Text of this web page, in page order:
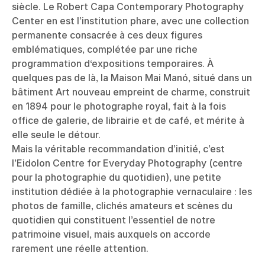
siècle. Le Robert Capa Contemporary Photography
Center en est l’institution phare, avec une collection
permanente consacrée à ces deux figures
emblématiques, complétée par une riche
programmation d‘expositions temporaires. À
quelques pas de là, la Maison Mai Manó, situé dans un
bâtiment Art nouveau empreint de charme, construit
en 1894 pour le photographe royal, fait à la fois
office de galerie, de librairie et de café, et mérite à
elle seule le détour.
Mais la véritable recommandation d’initié, c’est
l’Eidolon Centre for Everyday Photography (centre
pour la photographie du quotidien), une petite
institution dédiée à la photographie vernaculaire : les
photos de famille, clichés amateurs et scènes du
quotidien qui constituent l’essentiel de notre
patrimoine visuel, mais auxquels on accorde
rarement une réelle attention.